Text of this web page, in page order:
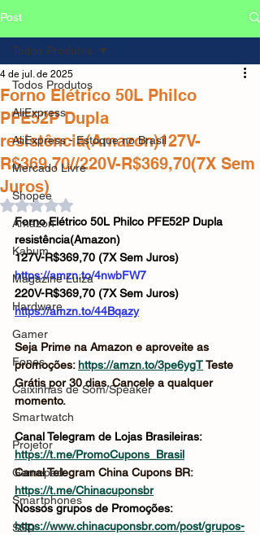
Post
Todos Produtos
AliExpress
AliExpress - Estoque no Brasil
Mercado Livre
Shopee
Amazon
Kabum
Magazine Luiza
Hardware
Gamer
Fones
Caixinhas de Som/Speaker
Smartwatch
Projetor
Gamepad
Smartphones
SSD
Todos Produtos
Forno Elétrico 50L Philco
PFE52P Dupla
resistência(Amazon)127V-
R$369,70//220V-R$369,70(7X Sem
Juros)
4 de jul. de 2025
Avaliado com NaN de 5 estrelas.
Forno Elétrico 50L Philco PFE52P Dupla
resistência(Amazon)
127V-R$369,70 (7X Sem Juros)
https://amzn.to/4nwbFW7
220V-R$369,70 (7X Sem Juros)
https://amzn.to/44Bqazy
Seja Prime na Amazon e aproveite as
promoções: https://amzn.to/3pe6ygT Teste
Grátis por 30 dias. Cancele a qualquer
momento.
Canal Telegram de Lojas Brasileiras:
https://t.me/PromoCupons_Brasil
Canal Telegram China Cupons BR:
https://t.me/Chinacuponsbr
Nossos grupos de Promoções:
https://www.chinacuponsbr.com/post/grupos-